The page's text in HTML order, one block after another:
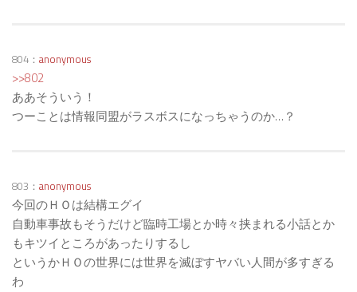
804： anonymous
>>802
ああそういう！
つーことは情報同盟がラスボスになっちゃうのか…？
803： anonymous
今回のＨＯは結構エグイ
自動車事故もそうだけど臨時工場とか時々挟まれる小話とか
もキツイところがあったりするし
というかＨＯの世界には世界を滅ぼすヤバい人間が多すぎる
わ